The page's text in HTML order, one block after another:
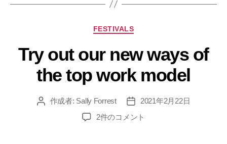
FESTIVALS
Try out our new ways of
the top work model
作成者: Sally Forrest
2021年2月22日
2件のコメント